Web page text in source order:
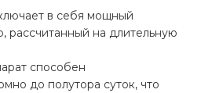
в себя мощный
рассчитанный на длительную
способен
до полутора суток, что